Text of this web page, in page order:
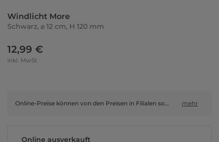
Windlicht More
Schwarz, ⌀ 12 cm, H 120 mm
12,99 €
inkl. MwSt
Online-Preise können von den Preisen in Filialen sowie Shop-in-Shop-Flächen abweichen. mehr
Online ausverkauft